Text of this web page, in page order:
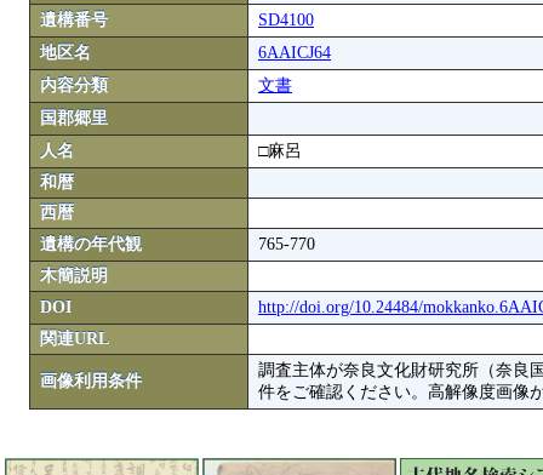
遺構番号
SD4100
地区名
6AAICJ64
内容分類
文書
国郡郷里
人名
□麻呂
和暦
西暦
遺構の年代観
765-770
木簡説明
DOI
http://doi.org/10.24484/
関連URL
画像利用条件
調査主体が奈良文化財研究所（奈良
件をご確認ください。高解像度画像